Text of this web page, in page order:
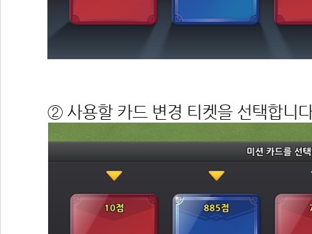
② 사용할 카드 변경 티켓을 선택합니